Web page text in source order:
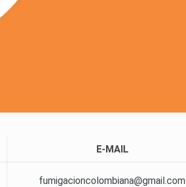
E-MAIL
fumigacioncolombiana@gmail.com